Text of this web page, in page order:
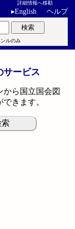
詳細情報へ移動
▸English ヘルプ
検索
ルのみ
サービス
から国立国会図
きます。